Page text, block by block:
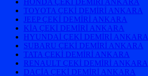
HONDA ÇEKİ DEMİRİ ANKARA
TOYOTA ÇEKİ DEMİRİ ANKARA
JEEP ÇEKİ DEMİRİ ANKARA
KİA ÇEKİ DEMİRİ ANKARA
HYUNDAİ ÇEKİ DEMİRİ ANKARA
SUBARU ÇEKİ DEMİRİ ANKARA
TATA ÇEKİ DEMİRİ ANKARA
RENAULT ÇEKİ DEMİRİ ANKARA
DACİA ÇEKİ DEMİRİ ANKARA